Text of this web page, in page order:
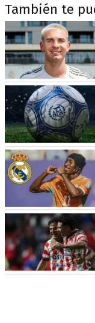
También te